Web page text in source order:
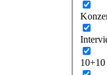
10+10